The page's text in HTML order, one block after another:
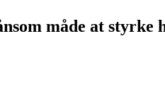
måde at styrke